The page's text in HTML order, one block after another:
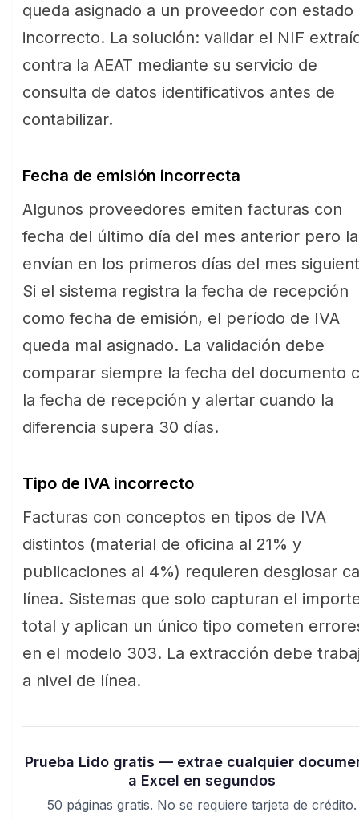
queda asignado a un proveedor con estado
incorrecto. La solución: validar el NIF
contra la AEAT mediante su servicio de
consulta de datos identificativos antes de
contabilizar.
Fecha de emisión incorrecta
Algunos proveedores emiten facturas con
fecha del último día del mes anterior pero
envían en los primeros días del mes
Si el sistema registra la fecha de recepción
como fecha de emisión, el período de IVA
queda mal asignado. La validación debe
comparar siempre la fecha del documento
la fecha de recepción y alertar cuando la
diferencia supera 30 días.
Tipo de IVA incorrecto
Facturas con conceptos en tipos de IVA
distintos (material de oficina al 21% y
publicaciones al 4%) requieren desglosar
línea. Sistemas que solo capturan el
total y aplican un único tipo cometen
en el modelo 303. La extracción debe
a nivel de línea.
Prueba Lido gratis — extrae cualquier
a Excel en segundos
50 páginas gratis. No se requiere tarjeta de crédito.